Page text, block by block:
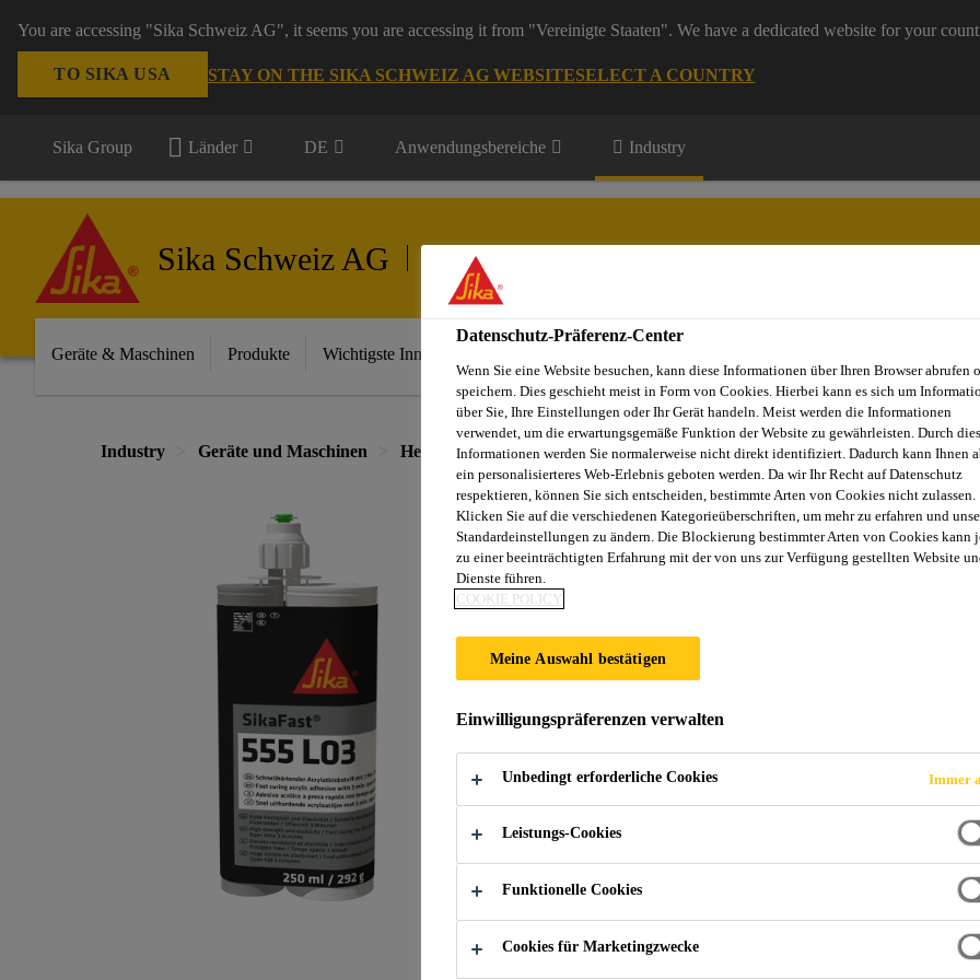
You are accessing "Sika Schweiz AG", it seems you are accessing it from "Vereinigte Staaten". We have a dedicated website for your
TO SIKA USA STAY ON THE SIKA SCHWEIZ AG WEBSITESELECT A COUNTRY
Sika Group Länder DE Anwendungsbereiche Industry
Sika Schweiz AG Geräte und Maschinen
Geräte & Maschinen Produkte Wichtigste Innovationen
Industry Geräte und Maschinen Heizungs-, Klima- und Lüftungstechnik SikaFast®-555 L03
SikaFast®-555
Schnellhärtender zweikomponenten
SikaFast®-555 L03 ist ein acrylatbasierender,
zweikomponenten Klebstoff. Die Konsistenz ist
und bietet eine hervorragende Haftung auf
Kunststoffen, Glas und Holz. Dieses Produkt ist mit verschiedenen Offenzeiten erhältlich, um sich an
spezifische Anwendungsanforderungen anzupassen.
Mehr
Festigkeitsaufbau innerhalb von Minuten nach
Oberflächenvorbehandlung
Hohe Festigkeit und Schlagfestigkeit
Datenschutz-Präferenz-Center
Wenn Sie eine Website besuchen, kann diese Informationen über Ihren Browser abrufen
speichern. Dies geschieht meist in Form von Cookies. Hierbei kann es sich um
über Sie, Ihre Einstellungen oder Ihr Gerät handeln. Meist werden die Informationen
verwendet, um die erwartungsgemäße Funktion der Website zu gewährleisten. Durch
Informationen werden Sie normalerweise nicht direkt identifiziert. Dadurch kann Ihnen
ein personalisierteres Web-Erlebnis geboten werden. Da wir Ihr Recht auf Datenschutz
respektieren, können Sie sich entscheiden, bestimmte Arten von Cookies nicht zulassen.
Klicken Sie auf die verschiedenen Kategorieüberschriften, um mehr zu erfahren und
Standardeinstellungen zu ändern. Die Blockierung bestimmter Arten von Cookies kann
zu einer beeinträchtigten Erfahrung mit der von uns zur Verfügung gestellten Website
Dienste führen.
COOKIE POLICY
Meine Auswahl bestätigen
Einwilligungspräferenzen verwalten
Unbedingt erforderliche Cookies Immer
Leistungs-Cookies
Funktionelle Cookies
Cookies für Marketingzwecke